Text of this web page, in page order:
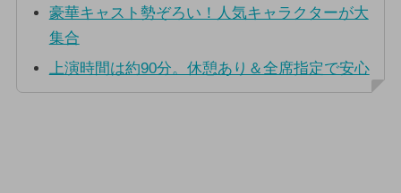
豪華キャスト勢ぞろい！人気キャラクターが大
集合
上演時間は約90分。休憩あり＆全席指定で安心